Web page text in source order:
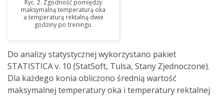
Ryc. 2. Zgodność pomiędzy
maksymalną temperaturą oka
a temperaturą rektalną dwie
godziny po treningu.
Do analizy statystycznej wykorzystano pakiet
STATISTICA v. 10 (StatSoft, Tulsa, Stany Zjednoczone).
Dla każdego konia obliczono średnią wartość
maksymalnej temperatury oka i temperatury rektalnej